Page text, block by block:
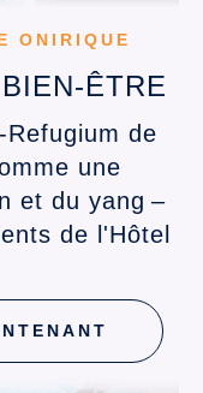
ONIRIQUE
ÊTRE
de
une
et du yang –
de l'Hôtel